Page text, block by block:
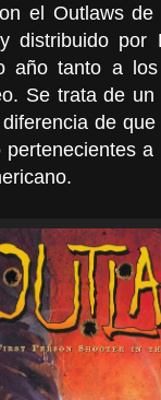
el Outlaws
distribuido
año tanto a
Se trata de
de